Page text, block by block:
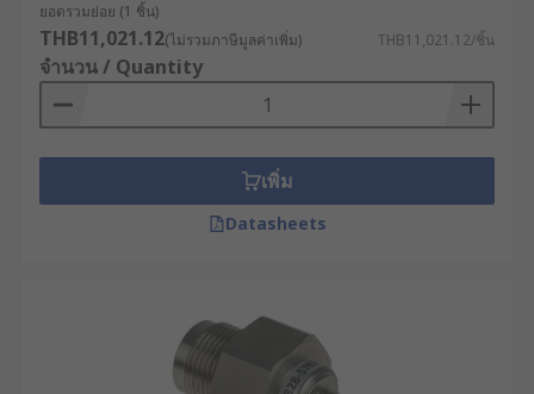
เซ็นเซอร์วัดความดันชนิดนี้ทำงานได้ด้วยความ
ไวสูง สามารถวัดแรงดันที่เกิดขึ้นในระดับต่ำกว่า
10 บาร์ และมีความทนทานต่อแรงดันสูง
เซ็นเซอร์แบบเพียโซอิเล็กทริก (Piezoelectric
เปลี่ยนแรงดันที่เกิดขึ้นให้กลายเป็นพลังงานไฟฟ้า
และแสดงค่าออกมาให้ผู้ใช้งานอ่านได้ เหมาะ
สำหรับการวัดแรงดันที่มีการเปลี่ยนแปลงอย่าง
หลักการตรวจวัดแรงดันด้วยการส่งแสงไปยังวัตถุ
และรอให้วัตถุสะท้อนแสงกลับมา เซ็นเซอร์วัด
แรงดันประเภทนี้สามารถทำงานได้ดีในสภาพ
ยอดรวมย่อย (1 ชิ้น)
THB11,021.12(ไม่รวมภาษีมูลค่าเพิ่ม) THB11,021.12/ชิ้น
จำนวน / Quantity
เพิ่ม
Datasheets